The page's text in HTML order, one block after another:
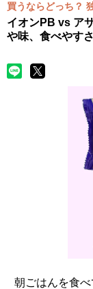
買うならどっち？
イオンPB vs ア
や味、食べやす
朝ごはんを食べ